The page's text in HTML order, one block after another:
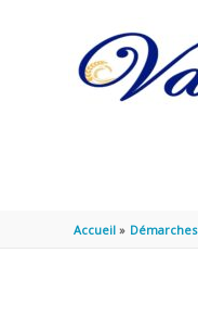
Accueil Démarches